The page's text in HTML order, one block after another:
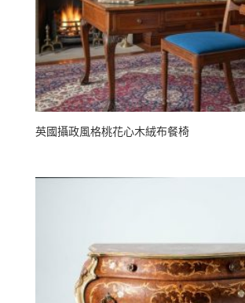
英國攝政風格桃花心木絨布餐椅